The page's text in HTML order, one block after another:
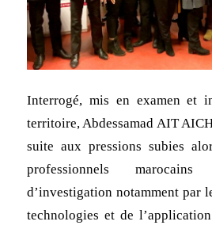
Interrogé, mis en examen et
territoire, Abdessamad AIT
suite aux pressions subies
professionnels
d’investigation notamment par
technologies et de